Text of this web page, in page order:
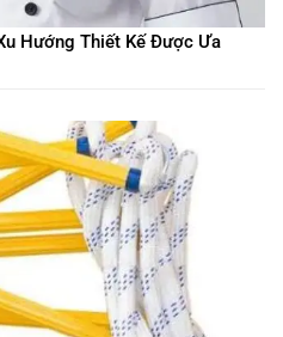
Hướng Thiết Kế Được Ưa